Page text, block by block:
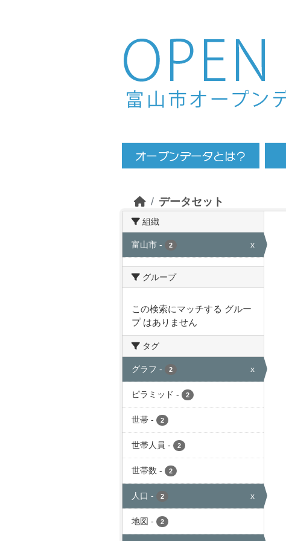
Skip to main content
データセット
組織
富山市 - 2 x
グループ
この検索にマッチする グルー
プ はありません
タグ
グラフ - 2 x
ピラミッド - 2
世帯 - 2
世帯人員 - 2
世帯数 - 2
人口 - 2 x
地図 - 2